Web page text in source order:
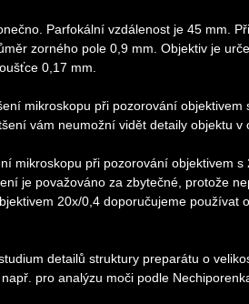
Parfokální vzdálenost je 45 mm.
zorného pole 0,9 mm. Objektiv je
0,17 mm.
mikroskopu při pozorování objektivem
vám neumožní vidět detaily objektu v
mikroskopu při pozorování objektivem s
je považováno za zbytečné, protože
20x/0,4 doporučujeme používat
detailů struktury preparátu o
pro analýzu moči podle